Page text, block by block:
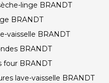
linge BRANDT
BRANDT
vaisselle BRANDT
BRANDT
four BRANDT
lave-vaisselle BRANDT